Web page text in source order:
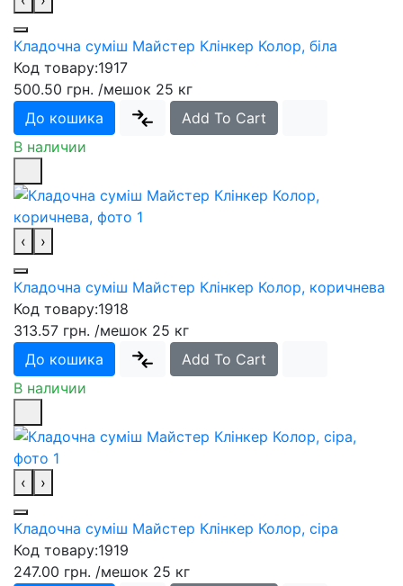
Кладочна суміш Майстер Клінкер Колор, біла
Код товару:1917
500.50 грн. /мешок 25 кг
До кошика
Add To Cart
В наличии
‹ ›
Кладочна суміш Майстер Клінкер Колор, коричнева
Код товару:1918
313.57 грн. /мешок 25 кг
До кошика
Add To Cart
В наличии
‹ ›
Кладочна суміш Майстер Клінкер Колор, сіра
Код товару:1919
247.00 грн. /мешок 25 кг